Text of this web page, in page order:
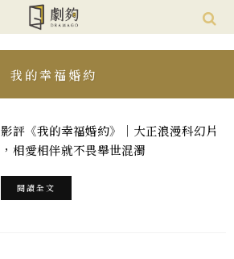
我的幸福婚約
影評《我的幸福婚約》｜大正浪漫科幻片
，相愛相伴就不畏舉世混濁
閱讀全文